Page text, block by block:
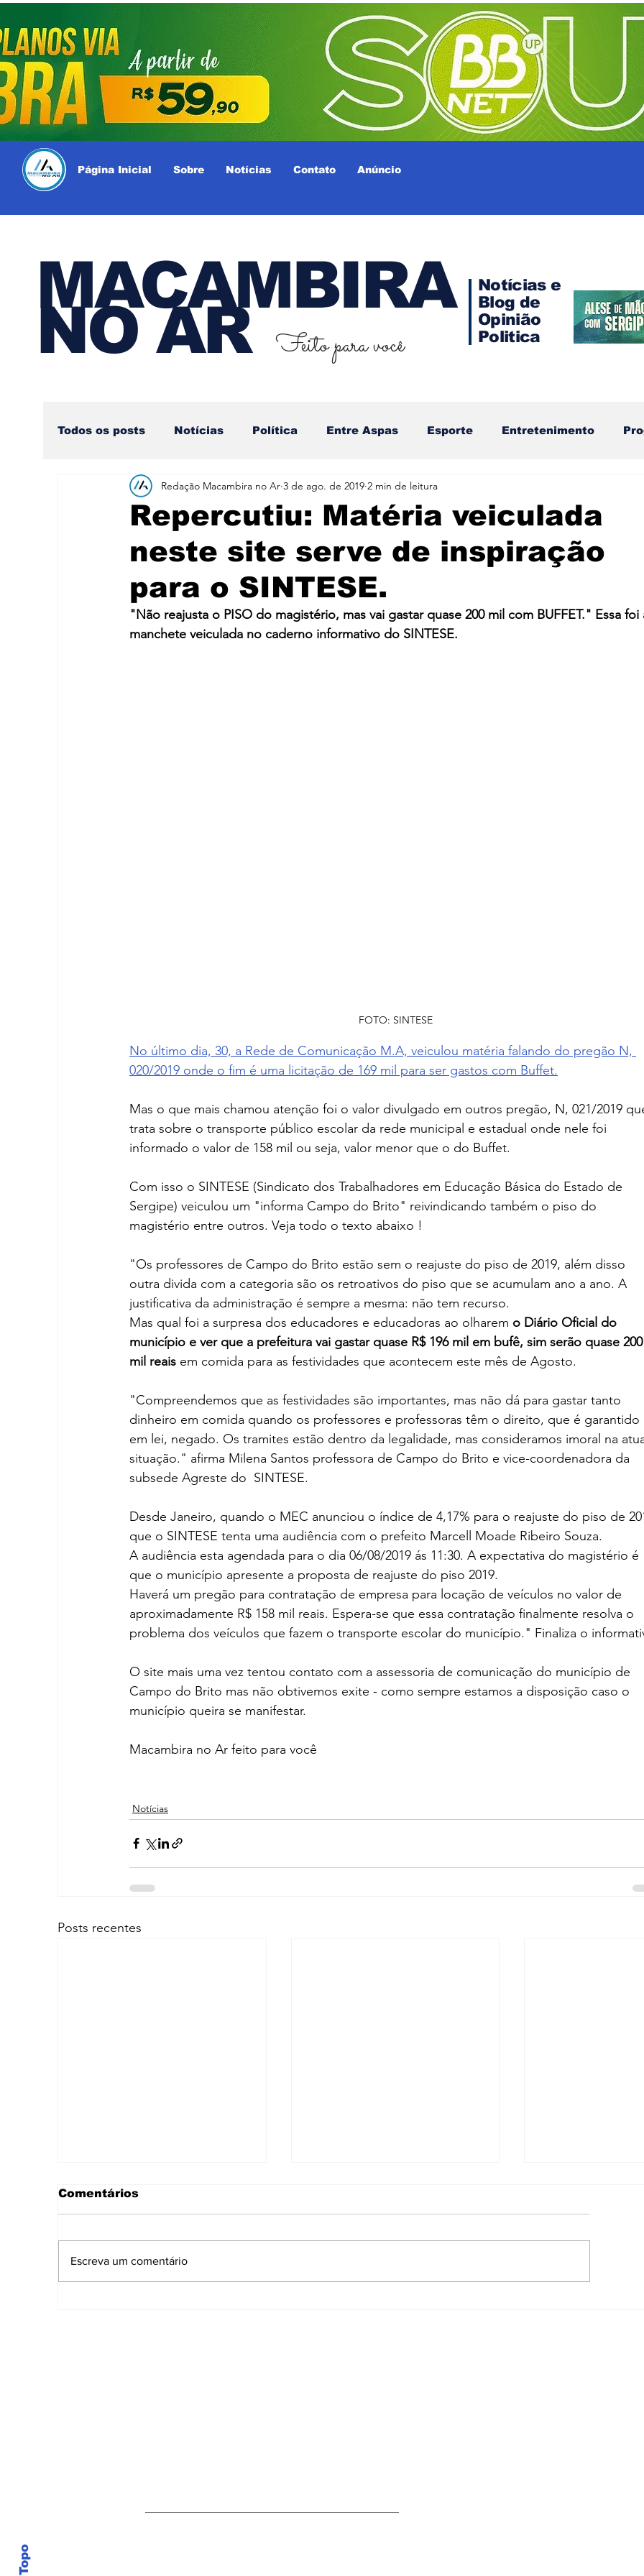
Página Inicial Sobre Notícias Contato Anúncio
MACAMBIRA
NO AR
Notícias e
Blog de
Opinião
Politica
Feito para você
Todos os posts Notícias Política Entre Aspas Esporte Entretenimento
Nova categoria
Repercutiu: Matéria veiculada
neste site serve de inspiração
para o SINTESE.
Redação Macambira no Ar 3 de ago. de 2019 2 min de leitura
"Não reajusta o PISO do magistério, mas vai gastar quase 200 mil com BUFFET." Essa
manchete veiculada no caderno informativo do SINTESE.
FOTO: SINTESE
No último dia, 30, a Rede de Comunicação M.A, veiculou matéria falando do pregão N,
020/2019 onde o fim é uma licitação de 169 mil para ser gastos com Buffet.
Mas o que mais chamou atenção foi o valor divulgado em outros pregão, N, 021/2019
trata sobre o transporte público escolar da rede municipal e estadual onde nele foi
informado o valor de 158 mil ou seja, valor menor que o do Buffet.
Com isso o SINTESE (Sindicato dos Trabalhadores em Educação Básica do Estado de
Sergipe) veiculou um "informa Campo do Brito" reivindicando também o piso do
magistério entre outros. Veja todo o texto abaixo !
"Os professores de Campo do Brito estão sem o reajuste do piso de 2019, além disso
outra divida com a categoria são os retroativos do piso que se acumulam ano a ano. A
justificativa da administração é sempre a mesma: não tem recurso.
Mas qual foi a surpresa dos educadores e educadoras ao olharem o Diário Oficial do
município e ver que a prefeitura vai gastar quase R$ 196 mil em bufê, sim serão quase
mil reais em comida para as festividades que acontecem este mês de Agosto.
"Compreendemos que as festividades são importantes, mas não dá para gastar tanto
dinheiro em comida quando os professores e professoras têm o direito, que é garantido
em lei, negado. Os tramites estão dentro da legalidade, mas consideramos imoral na
situação." afirma Milena Santos professora de Campo do Brito e vice-coordenadora da
subsede Agreste do  SINTESE.
Desde Janeiro, quando o MEC anunciou o índice de 4,17% para o reajuste do piso de
que o SINTESE tenta uma audiência com o prefeito Marcell Moade Ribeiro Souza.
A audiência esta agendada para o dia 06/08/2019 ás 11:30. A expectativa do magistério é
que o município apresente a proposta de reajuste do piso 2019.
Haverá um pregão para contratação de empresa para locação de veículos no valor de
aproximadamente R$ 158 mil reais. Espera-se que essa contratação finalmente resolva o
problema dos veículos que fazem o transporte escolar do município." Finaliza o
O site mais uma vez tentou contato com a assessoria de comunicação do município de
Campo do Brito mas não obtivemos exite - como sempre estamos a disposição caso o
município queira se manifestar.
Macambira no Ar feito para você
Notícias
Posts recentes
Comentários
Escreva um comentário